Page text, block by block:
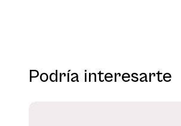
Podría interesarte